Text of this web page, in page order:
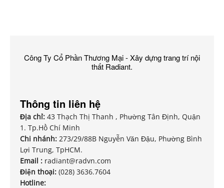
Công Ty Cổ Phần Thương Mại - Xây dựng trang trí nội
thất Radiant.
Thông tin liên hệ
Địa chỉ: 43 Thạch Thị Thanh , Phường Tân Định, Quận
1. Tp.Hồ Chí Minh
Chi nhánh: 273/29/88B Nguyễn Văn Đậu, Phường Bình
Lợi Trung, TpHCM.
Email : radiant@radvn.com
Điện thoại: (028) 3636.7604
Hotline: